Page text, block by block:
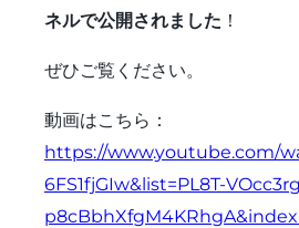
ネルで公開されました ！
ぜひご覧ください。
動画はこちら：
https://www.youtube.com/
6FS1fjGIw&list=PL8T-